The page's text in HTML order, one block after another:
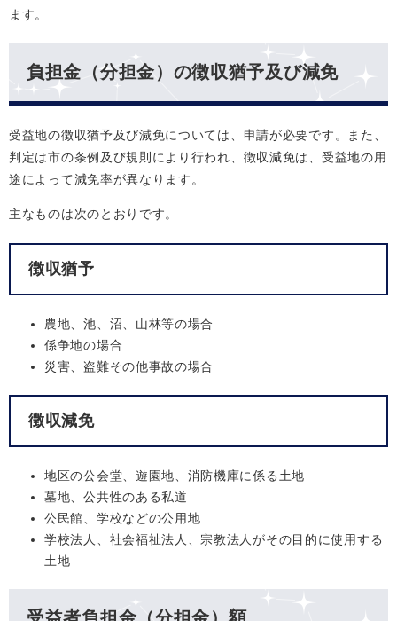
ます。
負担金（分担金）の徴収猶予及び減免
受益地の徴収猶予及び減免については、申請が必要です。また、
判定は市の条例及び規則により行われ、徴収減免は、受益地の用
途によって減免率が異なります。
主なものは次のとおりです。
徴収猶予
農地、池、沼、山林等の場合
係争地の場合
災害、盗難その他事故の場合
徴収減免
地区の公会堂、遊園地、消防機庫に係る土地
墓地、公共性のある私道
公民館、学校などの公用地
学校法人、社会福祉法人、宗教法人がその目的に使用する
土地